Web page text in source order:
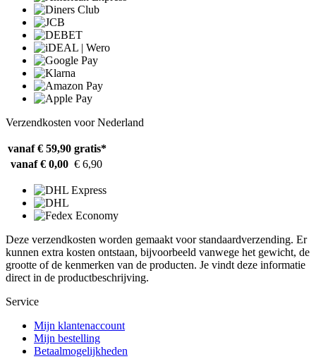
Verzendkosten voor Nederland
vanaf € 59,90 gratis*
vanaf € 0,00 € 6,90
Deze verzendkosten worden gemaakt voor standaardverzending. Er
kunnen extra kosten ontstaan, bijvoorbeeld vanwege het gewicht, de
grootte of de kenmerken van de producten. Je vindt deze informatie
direct in de productbeschrijving.
Service
Mijn klantenaccount
Mijn bestelling
Betaalmogelijkheden